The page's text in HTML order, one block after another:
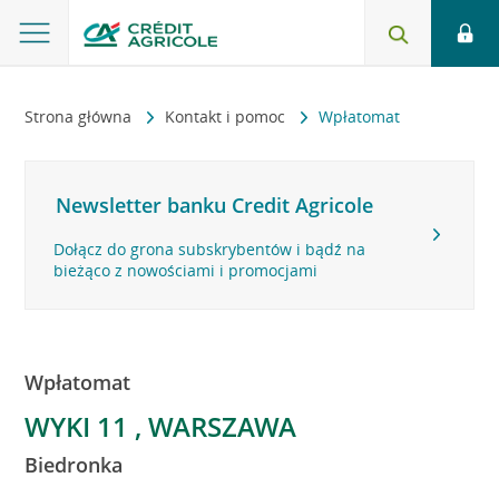
Strona główna Kontakt i pomoc Wpłatomat
Newsletter banku Credit Agricole
Dołącz do grona subskrybentów i bądź na
bieżąco z nowościami i promocjami
Wpłatomat
WYKI 11 , WARSZAWA
Biedronka